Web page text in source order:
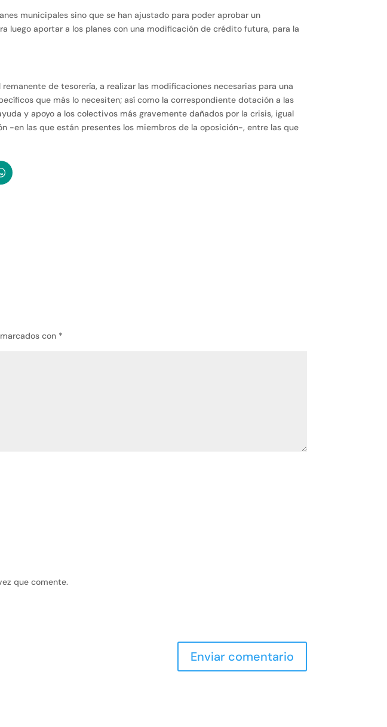
municipales sino que se han ajustado para poder aprobar un
luego aportar a los planes con una modificación de crédito futura, para la
de tesorería, a realizar las modificaciones necesarias para una
que más lo necesiten; así como la correspondiente dotación a las
y apoyo a los colectivos más gravemente dañados por la crisis, igual
-en las que están presentes los miembros de la oposición-, entre las que
con *
que comente.